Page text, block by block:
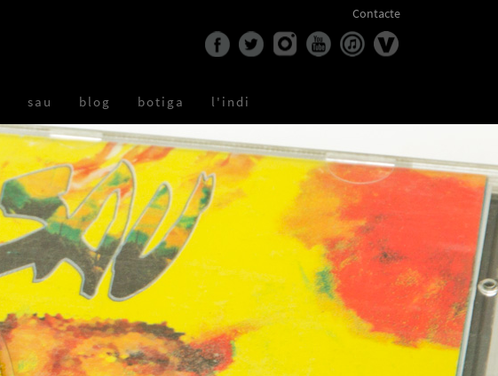
Contacte
sau blog botiga l'indi